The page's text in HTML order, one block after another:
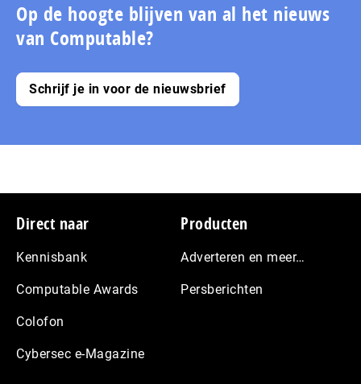
Op de hoogte blijven van al het nieuws
van Computable?
Schrijf je in voor de nieuwsbrief
Footer
Direct naar
Kennisbank
Computable Awards
Colofon
Cybersec e-Magazine
Producten
Adverteren en meer…
Persberichten